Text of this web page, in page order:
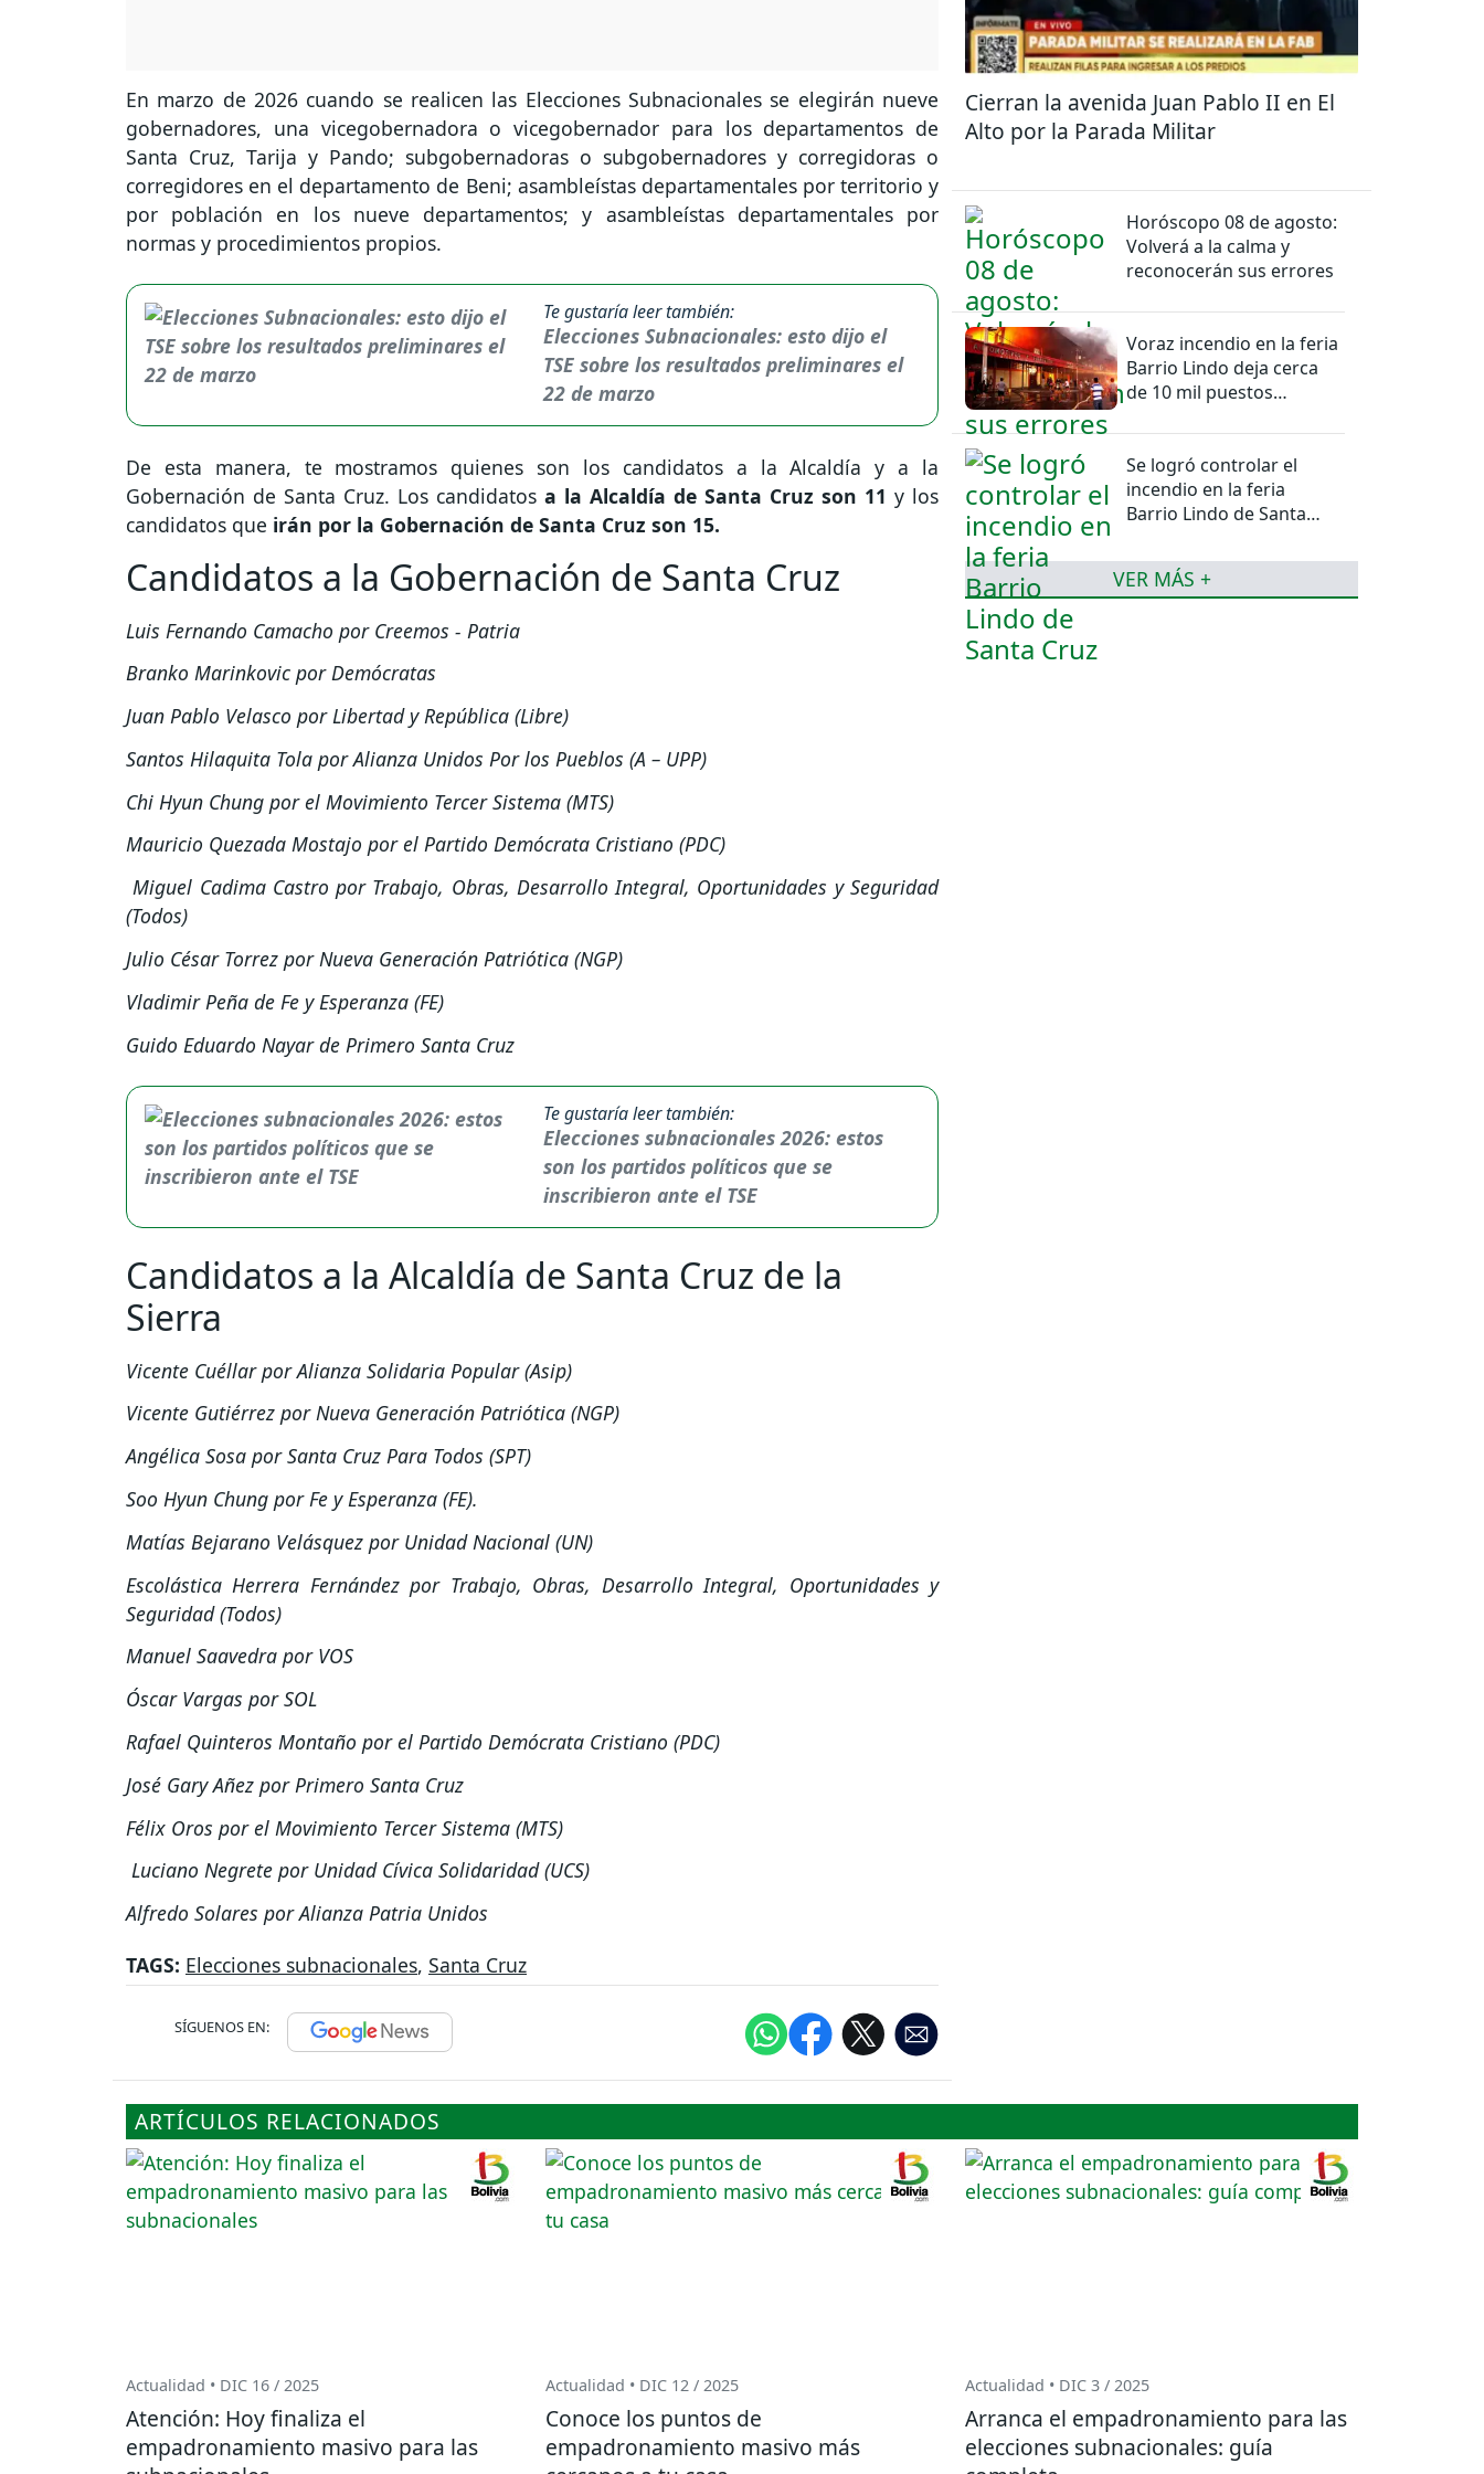
En marzo de 2026 cuando se realicen las Elecciones Subnacionales se elegirán nueve
gobernadores, una vicegobernadora o vicegobernador para los departamentos de
Santa Cruz, Tarija y Pando; subgobernadoras o subgobernadores y corregidoras o
corregidores en el departamento de Beni; asambleístas departamentales por territorio y
por población en los nueve departamentos; y asambleístas departamentales por
normas y procedimientos propios.
Te gustaría leer también:
Elecciones Subnacionales: esto dijo el
TSE sobre los resultados preliminares el
22 de marzo
De esta manera, te mostramos quienes son los candidatos a la Alcaldía y a la
Gobernación de Santa Cruz. Los candidatos a la Alcaldía de Santa Cruz son 11 y los
candidatos que irán por la Gobernación de Santa Cruz son 15.
Candidatos a la Gobernación de Santa Cruz
Luis Fernando Camacho por Creemos - Patria
Branko Marinkovic por Demócratas
Juan Pablo Velasco por Libertad y República (Libre)
Santos Hilaquita Tola por Alianza Unidos Por los Pueblos (A – UPP)
Chi Hyun Chung por el Movimiento Tercer Sistema (MTS)
Mauricio Quezada Mostajo por el Partido Demócrata Cristiano (PDC)
Miguel Cadima Castro por Trabajo, Obras, Desarrollo Integral, Oportunidades y Seguridad
(Todos)
Julio César Torrez por Nueva Generación Patriótica (NGP)
Vladimir Peña de Fe y Esperanza (FE)
Guido Eduardo Nayar de Primero Santa Cruz
Te gustaría leer también:
Elecciones subnacionales 2026: estos
son los partidos políticos que se
inscribieron ante el TSE
Candidatos a la Alcaldía de Santa Cruz de la
Sierra
Vicente Cuéllar por Alianza Solidaria Popular (Asip)
Vicente Gutiérrez por Nueva Generación Patriótica (NGP)
Angélica Sosa por Santa Cruz Para Todos (SPT)
Soo Hyun Chung por Fe y Esperanza (FE).
Matías Bejarano Velásquez por Unidad Nacional (UN)
Escolástica Herrera Fernández por Trabajo, Obras, Desarrollo Integral, Oportunidades y
Seguridad (Todos)
Manuel Saavedra por VOS
Óscar Vargas por SOL
Rafael Quinteros Montaño por el Partido Demócrata Cristiano (PDC)
José Gary Añez por Primero Santa Cruz
Félix Oros por el Movimiento Tercer Sistema (MTS)
Luciano Negrete por Unidad Cívica Solidaridad (UCS)
Alfredo Solares por Alianza Patria Unidos
TAGS: Elecciones subnacionales, Santa Cruz
SÍGUENOS EN:
Cierran la avenida Juan Pablo II en El
Alto por la Parada Militar
Horóscopo 08 de agosto:
Volverá a la calma y
reconocerán sus errores
Voraz incendio en la feria
Barrio Lindo deja cerca
de 10 mil puestos
Se logró controlar el
incendio en la feria
Barrio Lindo de Santa
VER MÁS +
ARTÍCULOS RELACIONADOS
Actualidad • DIC 16 / 2025
Atención: Hoy finaliza el
empadronamiento masivo para las
Actualidad • DIC 12 / 2025
Conoce los puntos de
empadronamiento masivo más
Actualidad • DIC 3 / 2025
Arranca el empadronamiento para las
elecciones subnacionales: guía